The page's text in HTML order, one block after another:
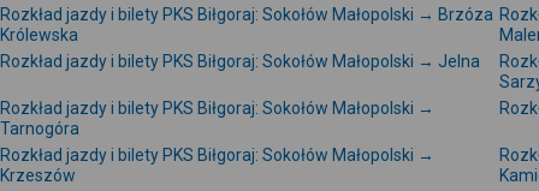
Rozkład jazdy i bilety PKS Biłgoraj: Sokołów Małopolski → Brzóza
Królewska
Rozkład jazdy i bilety PKS Biłgoraj: Sokołów Małopolski → Jelna
Rozkład jazdy i bilety PKS Biłgoraj: Sokołów Małopolski →
Tarnogóra
Rozkład jazdy i bilety PKS Biłgoraj: Sokołów Małopolski →
Krzeszów